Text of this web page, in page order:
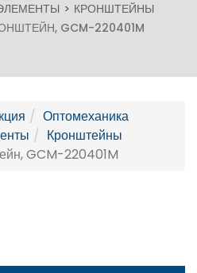
КРОНШТЕЙНЫ
GCM-220401M
Оптомеханика
Кронштейны
GCM-220401M